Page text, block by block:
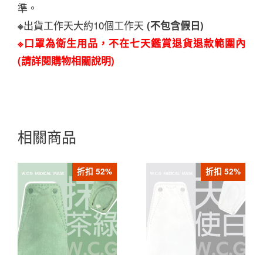
準。
※出貨工作天大約10個工作天 (不包含假日)
※口罩為衛生用品，不在七天鑑賞退貨退款範圍內
(請詳閱購物相關說明)
相關商品
折扣 52% 折扣 52%